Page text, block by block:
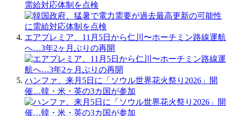
需給対応体制を点検
エアプレミア、11月5日から仁川〜ホーチミン路線運航
へ…3年2ヶ月ぶりの再開
ハンファ、来月5日に「ソウル世界花火祭り2026」開
催…韓・米・英の3カ国が参加